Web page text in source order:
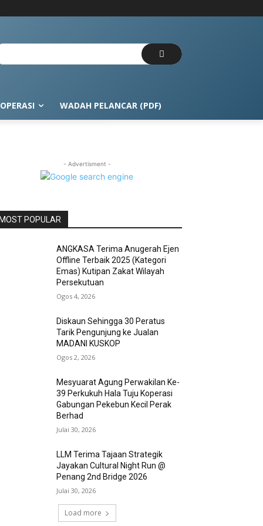
WADAH PELANCAR (PDF)
- Advertisment -
MOST POPULAR
ANGKASA Terima Anugerah Ejen
Offline Terbaik 2025 (Kategori
Emas) Kutipan Zakat Wilayah
Persekutuan
Ogos 4, 2026
Diskaun Sehingga 30 Peratus
Tarik Pengunjung ke Jualan
MADANI KUSKOP
Ogos 2, 2026
Mesyuarat Agung Perwakilan Ke-
39 Perkukuh Hala Tuju Koperasi
Gabungan Pekebun Kecil Perak
Berhad
Julai 30, 2026
LLM Terima Tajaan Strategik
Jayakan Cultural Night Run @
Penang 2nd Bridge 2026
Julai 30, 2026
Load more